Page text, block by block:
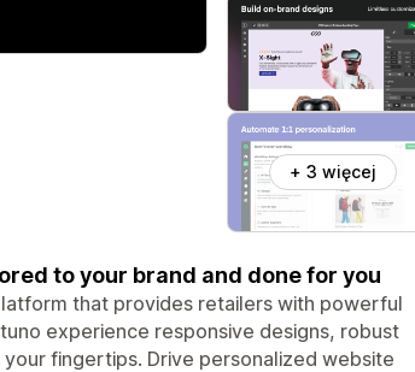
+ 3 więcej
to your brand and done for you
that provides retailers with powerful
experience responsive designs, robust
fingertips. Drive personalized website